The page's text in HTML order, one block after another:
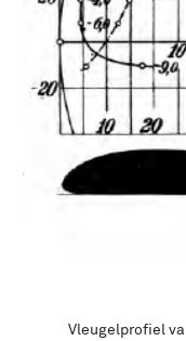
Vleugelprofiel